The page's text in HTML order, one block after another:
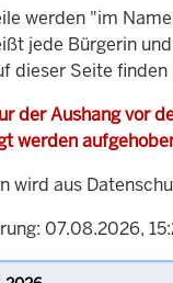
werden "im
jede Bürgerin
dieser Seite
der Aushang vor
werden
wird aus
07.08.2026,